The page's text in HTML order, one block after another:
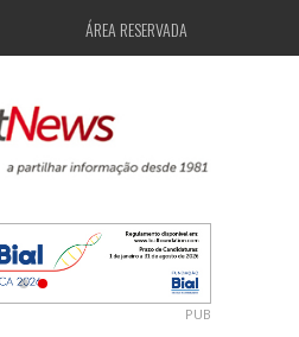
ÁREA RESERVADA
PUB